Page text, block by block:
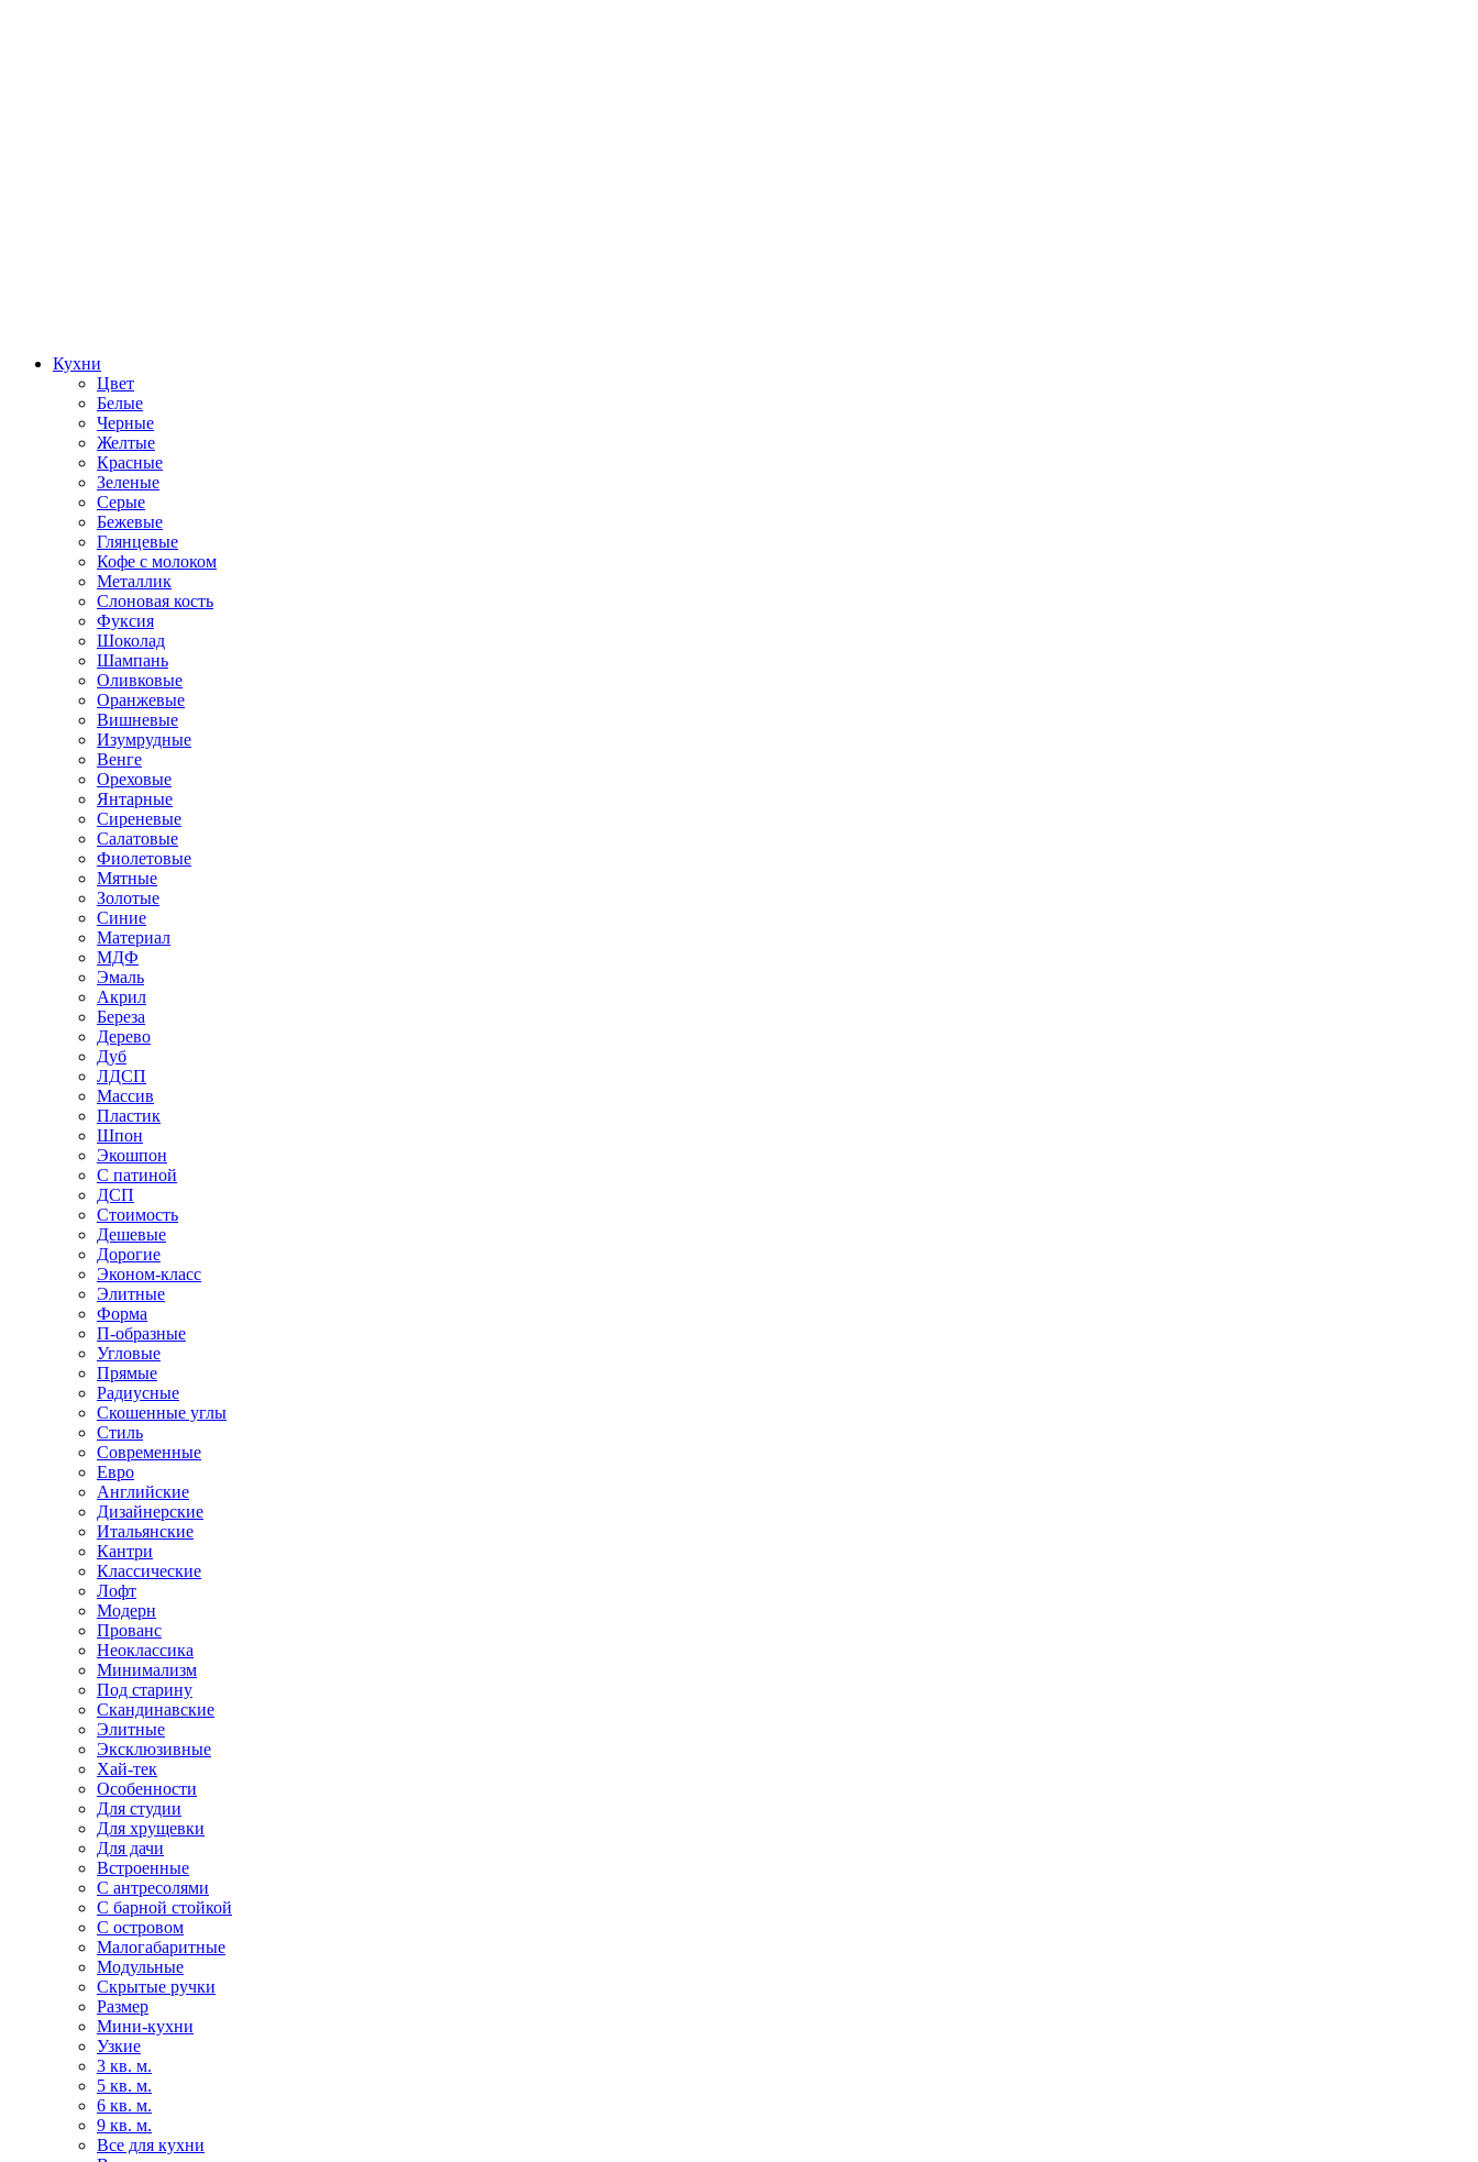
Кухни
Цвет
Белые
Черные
Желтые
Красные
Зеленые
Серые
Бежевые
Глянцевые
Кофе с молоком
Металлик
Слоновая кость
Фуксия
Шоколад
Шампань
Оливковые
Оранжевые
Вишневые
Изумрудные
Венге
Ореховые
Янтарные
Сиреневые
Салатовые
Фиолетовые
Мятные
Золотые
Синие
Материал
МДФ
Эмаль
Акрил
Береза
Дерево
Дуб
ЛДСП
Массив
Пластик
Шпон
Экошпон
С патиной
ДСП
Стоимость
Дешевые
Дорогие
Эконом-класс
Элитные
Форма
П-образные
Угловые
Прямые
Радиусные
Скошенные углы
Стиль
Современные
Евро
Английские
Дизайнерские
Итальянские
Кантри
Классические
Лофт
Модерн
Прованс
Неоклассика
Минимализм
Под старину
Скандинавские
Элитные
Эксклюзивные
Хай-тек
Особенности
Для студии
Для хрущевки
Для дачи
Встроенные
С антресолями
С барной стойкой
С островом
Малогабаритные
Модульные
Скрытые ручки
Размер
Мини-кухни
Узкие
3 кв. м.
5 кв. м.
6 кв. м.
9 кв. м.
Все для кухни